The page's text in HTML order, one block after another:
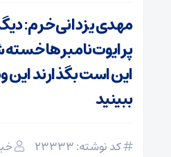
مهدی یزدانی‌خرم:
پرایوت‌نامبرها
این است بگذارند
ببینید
کد نوشته: 23333